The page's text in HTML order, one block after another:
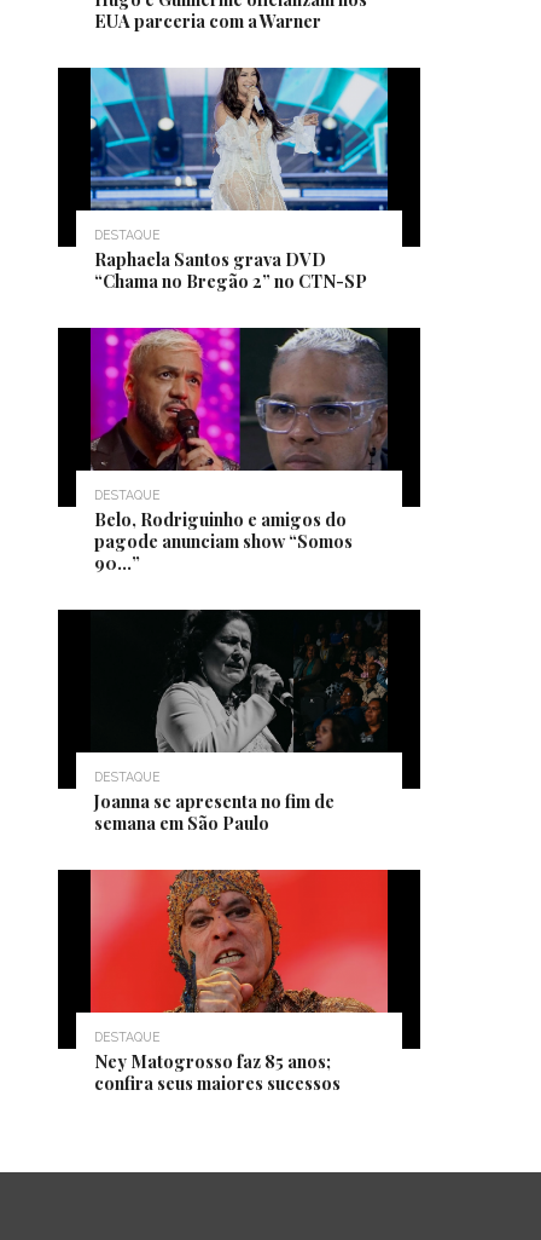
EUA parceria com a Warner
DESTAQUE
Raphaela Santos grava DVD
“Chama no Bregão 2” no CTN-SP
DESTAQUE
Belo, Rodriguinho e amigos do
pagode anunciam show “Somos
90…”
DESTAQUE
Joanna se apresenta no fim de
semana em São Paulo
DESTAQUE
Ney Matogrosso faz 85 anos;
confira seus maiores sucessos